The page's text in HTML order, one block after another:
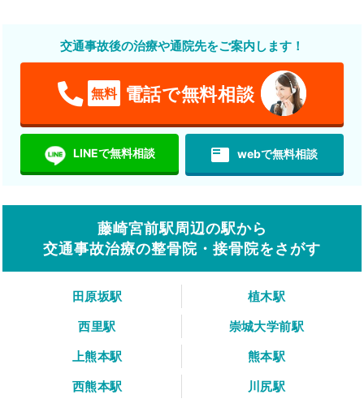
交通事故後の治療や通院先をご案内します！
無料 電話で無料相談
LINEで無料相談 featured_play_list webで無料相談
藤崎宮前駅周辺の駅から
交通事故治療の整骨院・接骨院をさがす
田原坂駅
植木駅
西里駅
崇城大学前駅
上熊本駅
熊本駅
西熊本駅
川尻駅